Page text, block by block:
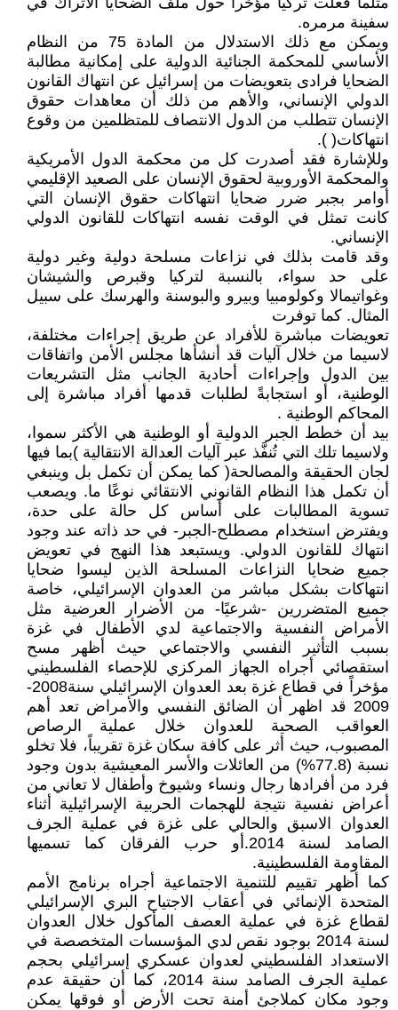
سفينة مرمره.
ويمكن مع ذلك الاستدلال من المادة 75 من النظام
الأساسي للمحكمة الجنائية الدولية على إمكانية مطالبة
الضحايا فرادى بتعويضات من إسرائيل عن انتهاك القانون
الدولي الإنساني، والأهم من ذلك أن معاهدات حقوق
الإنسان تتطلب من الدول الانتصاف للمتظلمين من وقوع
انتهاكات( ).
وللإشارة فقد أصدرت كل من محكمة الدول الأمريكية
والمحكمة الأوروبية لحقوق الإنسان على الصعيد الإقليمي
أوامر بجبر ضرر ضحايا انتهاكات حقوق الإنسان التي
كانت تمثل في الوقت نفسه انتهاكات للقانون الدولي
الإنساني.
وقد قامت بذلك في نزاعات مسلحة دولية وغير دولية
على حد سواء، بالنسبة لتركيا وقبرص والشيشان
وغواتيمالا وكولومبيا وبيرو والبوسنة والهرسك على سبيل
المثال. كما توفرت
تعويضات مباشرة للأفراد عن طريق إجراءات مختلفة،
لاسيما من خلال آليات قد أنشأها مجلس الأمن واتفاقات
بين الدول وإجراءات أحادية الجانب مثل التشريعات
الوطنية، أو استجابةً لطلبات قدمها أفراد مباشرة إلى
المحاكم الوطنية .
بيد أن خطط الجبر الدولية أو الوطنية هي الأكثر سموا،
ولاسيما تلك التي تُنفَّذ عبر آليات العدالة الانتقالية )بما فيها
لجان الحقيقة والمصالحة( كما يمكن أن تكمل بل وينبغي
أن تكمل هذا النظام القانوني الانتقائي نوعًا ما. ويصعب
تسوية المطالبات على أساس كل حالة على حدة،
ويفترض استخدام مصطلح-الجبر- في حد ذاته عند وجود
انتهاك للقانون الدولي. ويستبعد هذا النهج في تعويض
جميع ضحايا النزاعات المسلحة الذين ليسوا ضحايا
انتهاكات بشكل مباشر من العدوان الإسرائيلي، خاصة
جميع المتضررين -شرعيًا- من الأضرار العرضية مثل
الأمراض النفسية والاجتماعية لدي الأطفال في غزة
بسبب التأثير النفسي والاجتماعي حيث أظهر مسح
استقصائي أجراه الجهاز المركزي للإحصاء الفلسطيني
مؤخراً في قطاع غزة بعد العدوان الإسرائيلي سنة2008-
2009 قد اظهر أن الضائق النفسي والأمراض تعد أهم
العواقب الصحية للعدوان خلال عملية الرصاص
المصبوب، حيث أثر على كافة سكان غزة تقريباً، فلا تخلو
نسبة (77.8%) من العائلات والأسر المعيشية بدون وجود
فرد من أفرادها رجال ونساء وشيوخ وأطفال لا تعاني من
أعراض نفسية نتيجة للهجمات الحربية الإسرائيلية أثناء
العدوان الاسبق والحالي على غزة في عملية الجرف
الصامد لسنة 2014.أو حرب الفرقان كما تسميها
المقاومة الفلسطينية.
كما أظهر تقييم للتنمية الاجتماعية أجراه برنامج الأمم
المتحدة الإنمائي في أعقاب الاجتياح البري الإسرائيلي
لقطاع غزة في عملية العصف المأكول خلال العدوان
لسنة 2014 بوجود نقص لدي المؤسسات المتخصصة في
الاستعداد الفلسطيني لعدوان عسكري إسرائيلي بحجم
عملية الجرف الصامد سنة 2014، كما أن حقيقة عدم
وجود مكان كملاجئ أمنة تحت الأرض أو فوقها يمكن